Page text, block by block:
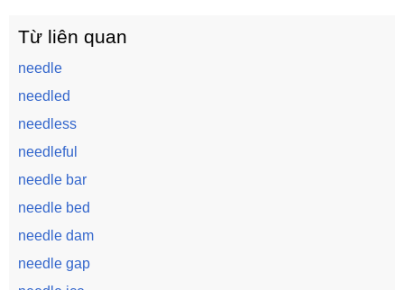
Từ liên quan
needle
needled
needless
needleful
needle bar
needle bed
needle dam
needle gap